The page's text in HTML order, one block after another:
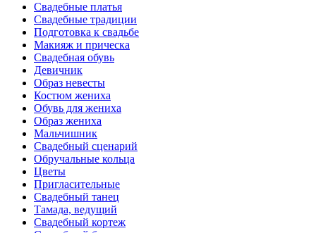
Свадебные платья
Свадебные традиции
Подготовка к свадьбе
Макияж и прическа
Свадебная обувь
Девичник
Образ невесты
Костюм жениха
Обувь для жениха
Образ жениха
Мальчишник
Свадебный сценарий
Обручальные кольца
Цветы
Пригласительные
Свадебный танец
Тамада, ведущий
Свадебный кортеж